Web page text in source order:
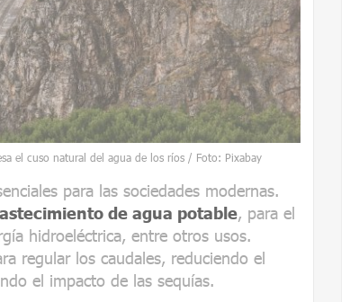
el cuso natural del agua de los ríos / Foto: Pixabay
para las sociedades modernas.
de agua potable, para el
hidroeléctrica, entre otros usos.
regular los caudales, reduciendo el
el impacto de las sequías.